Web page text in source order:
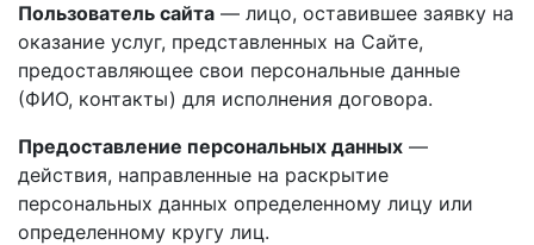
Пользователь сайта — лицо, оставившее заявку на
оказание услуг, представленных на Сайте,
предоставляющее свои персональные данные
(ФИО, контакты) для исполнения договора.
Предоставление персональных данных —
действия, направленные на раскрытие
персональных данных определенному лицу или
определенному кругу лиц.